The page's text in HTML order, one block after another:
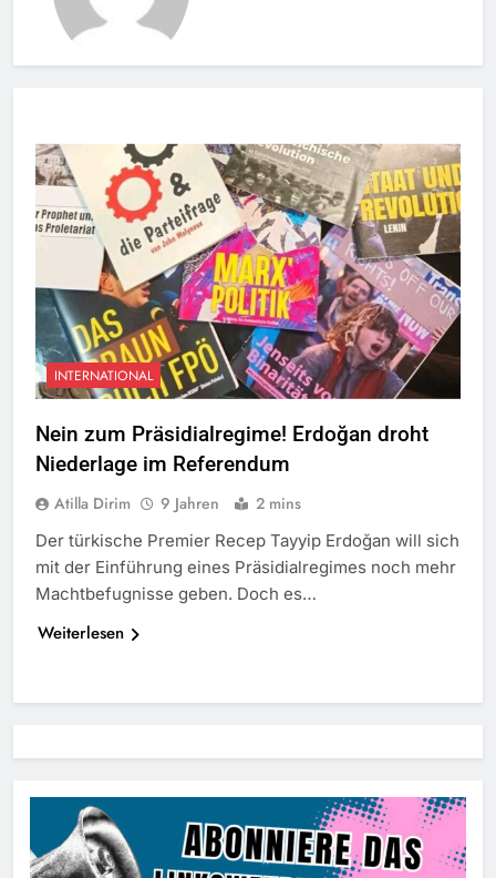
INTERNATIONAL
Nein zum Präsidialregime! Erdoğan droht
Niederlage im Referendum
Atilla Dirim 9 Jahren 2 mins
Der türkische Premier Recep Tayyip Erdoğan will sich
mit der Einführung eines Präsidialregimes noch mehr
Machtbefugnisse geben. Doch es…
Weiterlesen